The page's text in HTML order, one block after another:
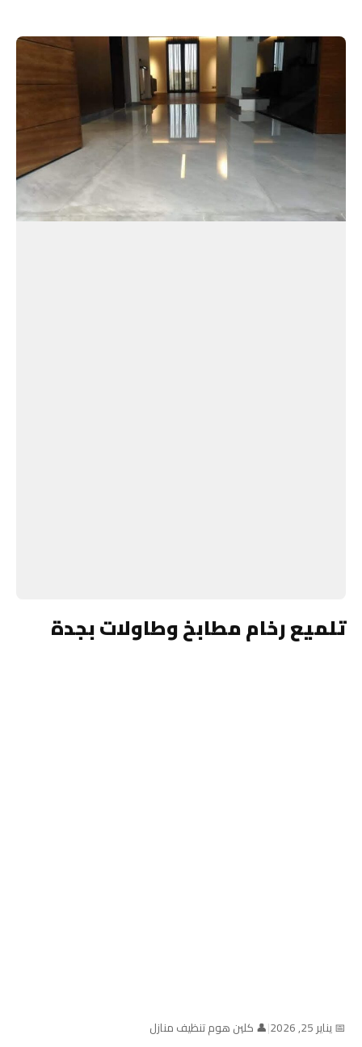
تلميع رخام مطابخ وطاولات بجدة
📅 يناير 25, 2026 |👤 كلين هوم تنظيف منازل